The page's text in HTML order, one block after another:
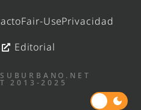
Fair-UsePrivacidad
Editorial
2013-2025